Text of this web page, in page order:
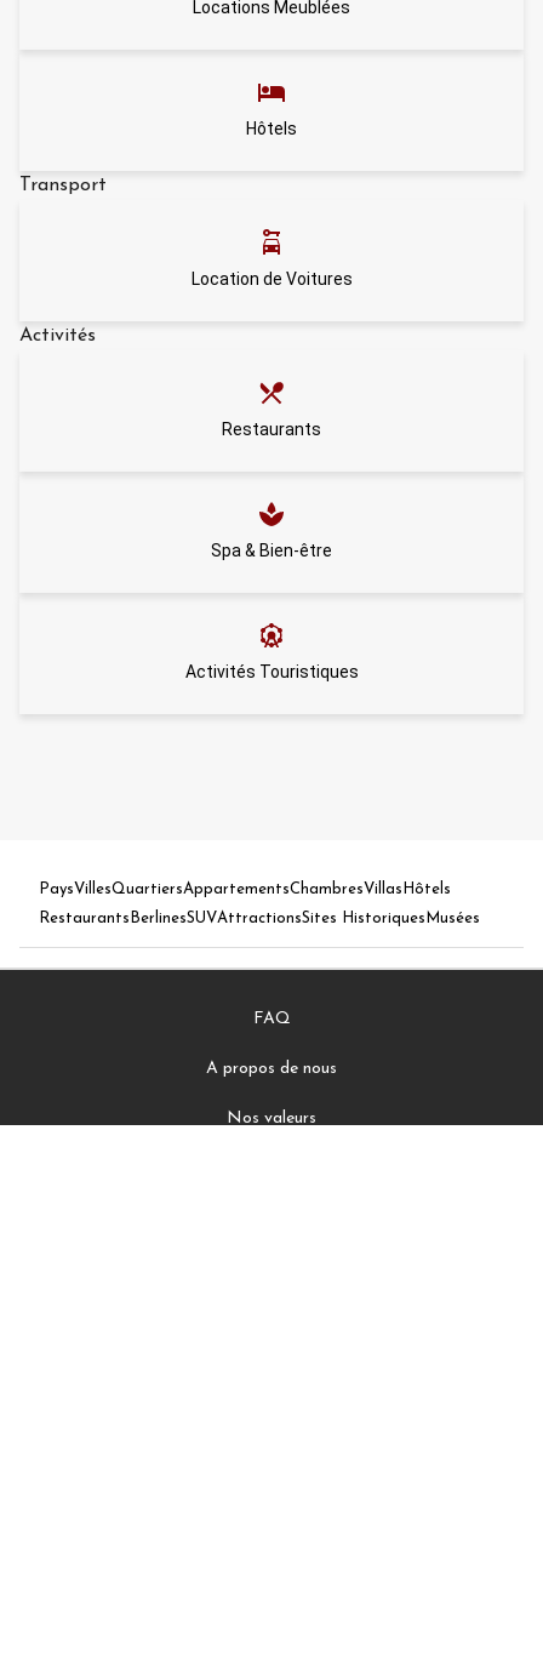
Locations Meublées
Hôtels
Transport
Location de Voitures
Activités
Restaurants
Spa & Bien-être
Activités Touristiques
PaysVillesQuartiersAppartementsChambresVillas Hôtels
Restaurants BerlinesSUVAttractionsSites Historiques Musées
FAQ
A propos de nous
Nos valeurs